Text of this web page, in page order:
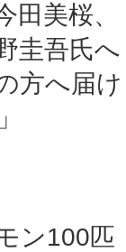
田美桜、
圭吾氏へ
方へ届け
ン100匹